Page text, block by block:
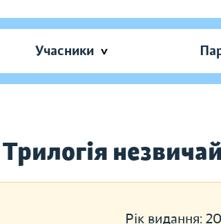
Учасники
Рік видання: